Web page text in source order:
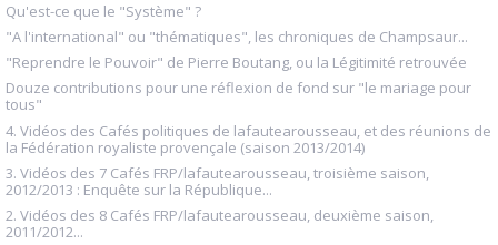
Qu'est-ce que le "Système" ?
"A l'international" ou "thématiques", les chroniques de Champsaur...
"Reprendre le Pouvoir" de Pierre Boutang, ou la Légitimité retrouvée
Douze contributions pour une réflexion de fond sur "le mariage pour
tous"
4. Vidéos des Cafés politiques de lafautearousseau, et des réunions de
la Fédération royaliste provençale (saison 2013/2014)
3. Vidéos des 7 Cafés FRP/lafautearousseau, troisième saison,
2012/2013 : Enquête sur la République...
2. Vidéos des 8 Cafés FRP/lafautearousseau, deuxième saison,
2011/2012...